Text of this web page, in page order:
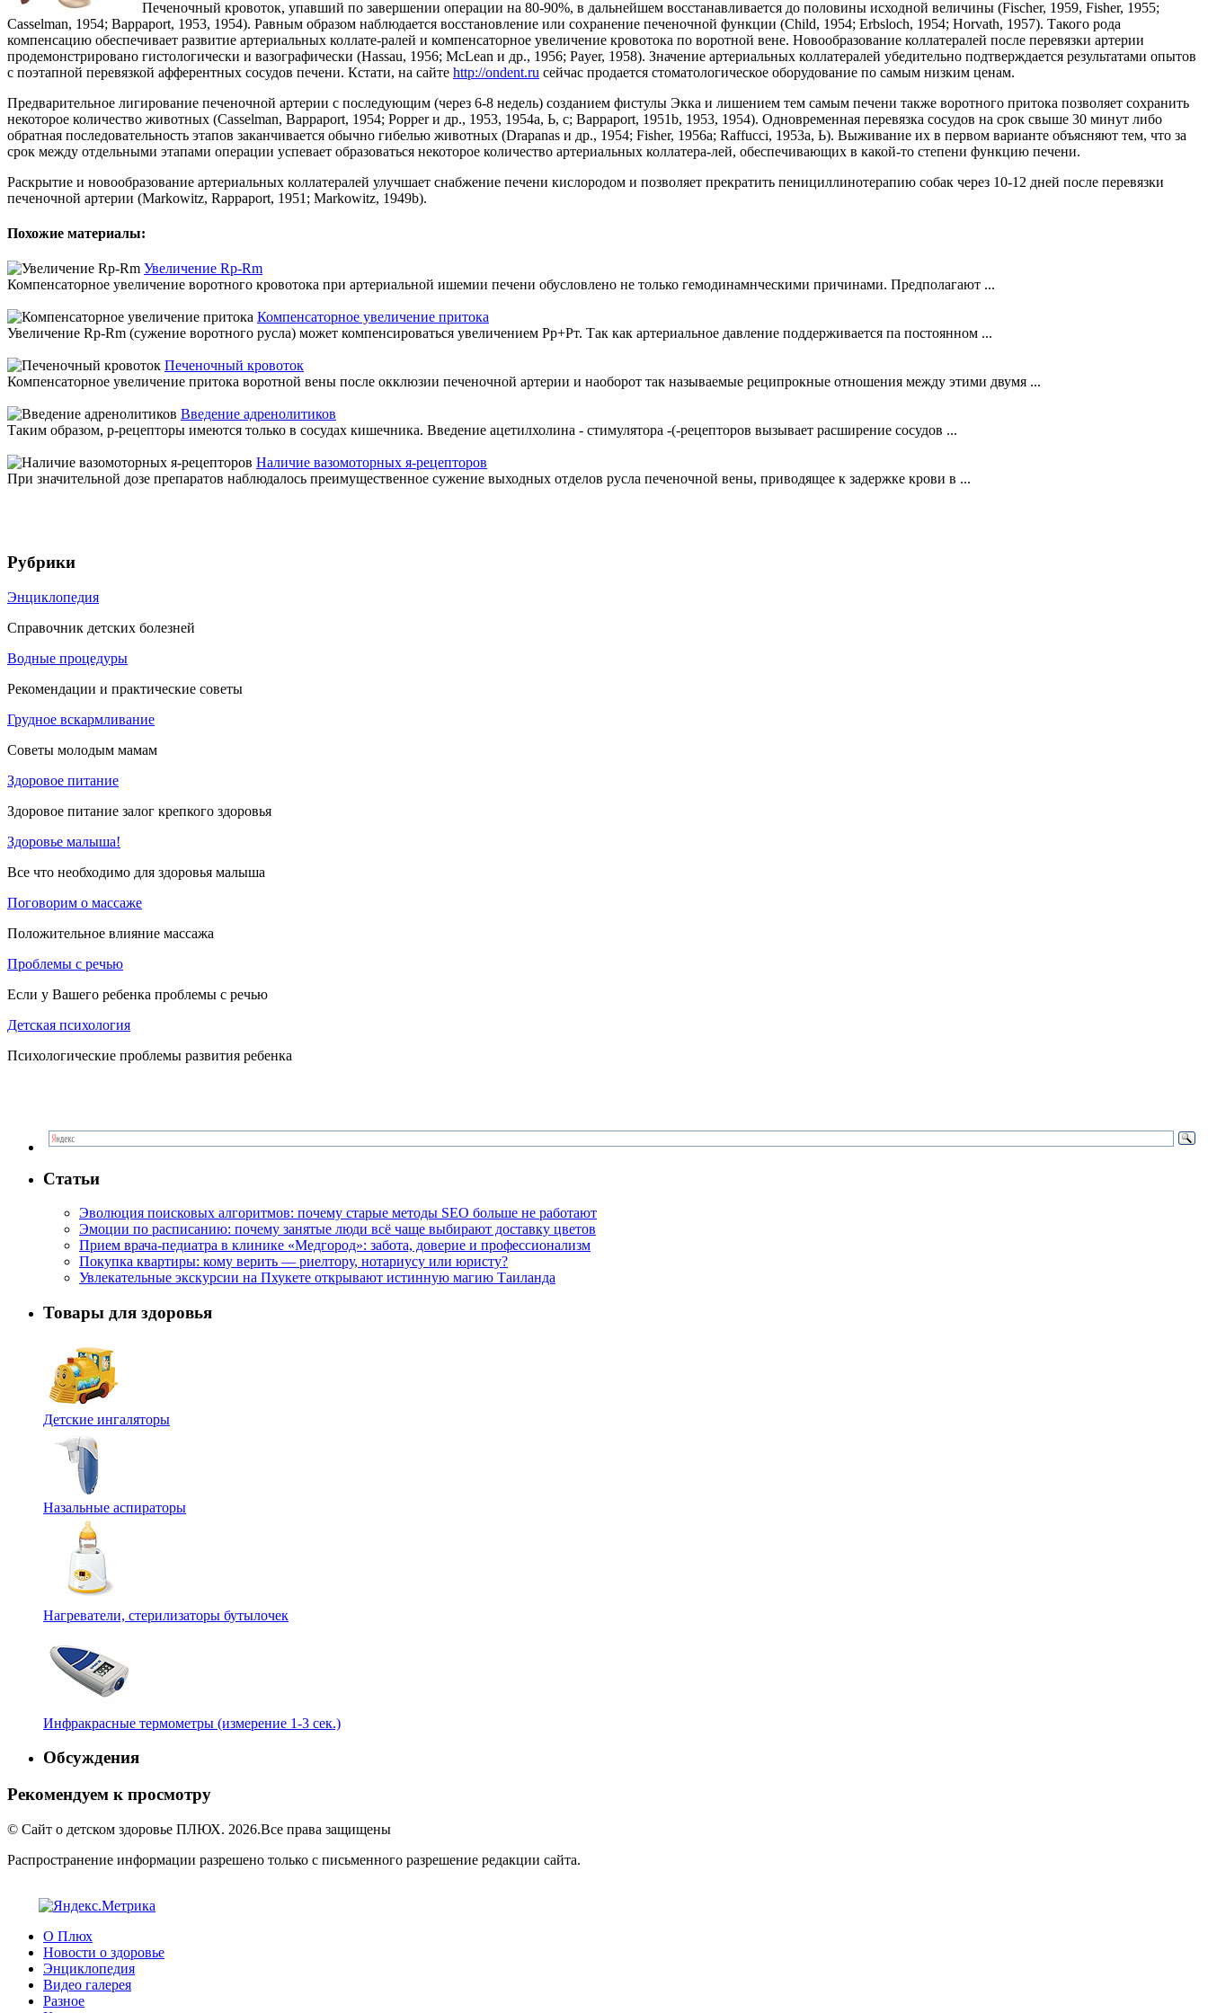
Печеночный кровоток, упавший по завершении операции на 80-90%, в дальнейшем восстанавливается до половины исходной величины (Fischer, 1959, Fisher, 1955;
Casselman, 1954; Bappaport, 1953, 1954). Равным образом наблюдается восстановление или сохранение печеночной функции (Child, 1954; Erbsloch, 1954; Horvath, 1957). Такого рода
компенсацию обеспечивает развитие артериальных коллате-ралей и компенсаторное увеличение кровотока по воротной вене. Новообразование коллатералей после перевязки артерии
продемонстрировано гистологически и вазографически (Hassau, 1956; McLean и др., 1956; Payer, 1958). Значение артериальных коллатералей убедительно подтверждается результатами опытов
с поэтапной перевязкой афферентных сосудов печени. Кстати, на сайте http://ondent.ru сейчас продается стоматологическое оборудование по самым низким ценам.
Предварительное лигирование печеночной артерии с последующим (через 6-8 недель) созданием фистулы Экка и лишением тем самым печени также воротного притока позволяет сохранить
некоторое количество животных (Casselman, Bappaport, 1954; Popper и др., 1953, 1954а, Ь, с; Bappaport, 1951b, 1953, 1954). Одновременная перевязка сосудов на срок свыше 30 минут либо
обратная последовательность этапов заканчивается обычно гибелью животных (Drapanas и др., 1954; Fisher, 1956а; Raffucci, 1953а, Ь). Выживание их в первом варианте объясняют тем, что за
срок между отдельными этапами операции успевает образоваться некоторое количество артериальных коллатера-лей, обеспечивающих в какой-то степени функцию печени.
Раскрытие и новообразование артериальных коллатералей улучшает снабжение печени кислородом и позволяет прекратить пенициллинотерапию собак через 10-12 дней после перевязки
печеночной артерии (Markowitz, Rappaport, 1951; Markowitz, 1949b).
Похожие материалы:
Увеличение Rp-Rm
Компенсаторное увеличение воротного кровотока при артериальной ишемии печени обусловлено не только гемодинамнческими причинами. Предполагают ...
Компенсаторное увеличение притока
Увеличение Rp-Rm (сужение воротного русла) может компенсироваться увеличением Рр+Рт. Так как артериальное давление поддерживается па постоянном ...
Печеночный кровоток
Компенсаторное увеличение притока воротной вены после окклюзии печеночной артерии и наоборот так называемые реципрокные отношения между этими двумя ...
Введение адренолитиков
Таким образом, р-рецепторы имеются только в сосудах кишечника. Введение ацетилхолина - стимулятора -(-рецепторов вызывает расширение сосудов ...
Наличие вазомоторных я-рецепторов
При значительной дозе препаратов наблюдалось преимущественное сужение выходных отделов русла печеночной вены, приводящее к задержке крови в ...
Рубрики
Энциклопедия
Справочник детских болезней
Водные процедуры
Рекомендации и практические советы
Грудное вскармливание
Советы молодым мамам
Здоровое питание
Здоровое питание залог крепкого здоровья
Здоровье малыша!
Все что необходимо для здоровья малыша
Поговорим о массаже
Положительное влияние массажа
Проблемы с речью
Если у Вашего ребенка проблемы с речью
Детская психология
Психологические проблемы развития ребенка
Статьи
Эволюция поисковых алгоритмов: почему старые методы SEO больше не работают
Эмоции по расписанию: почему занятые люди всё чаще выбирают доставку цветов
Прием врача-педиатра в клинике «Медгород»: забота, доверие и профессионализм
Покупка квартиры: кому верить — риелтору, нотариусу или юристу?
Увлекательные экскурсии на Пхукете открывают истинную магию Таиланда
Товары для здоровья
Детские ингаляторы
Назальные аспираторы
Нагреватели, стерилизаторы бутылочек
Инфракрасные термометры (измерение 1-3 сек.)
Обсуждения
Рекомендуем к просмотру
© Сайт о детском здоровье ПЛЮХ. 2026.Все права защищены
Распространение информации разрешено только с письменного разрешение редакции сайта.
О Плюх
Новости о здоровье
Энциклопедия
Видео галерея
Разное